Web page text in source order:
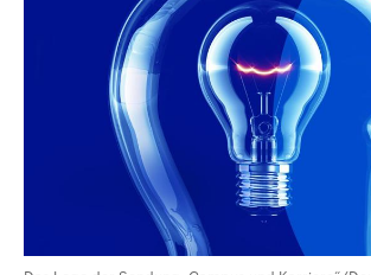
aktuelle Weltgeschehen.
Sendungen Programm Podcasts
Audio-Archiv